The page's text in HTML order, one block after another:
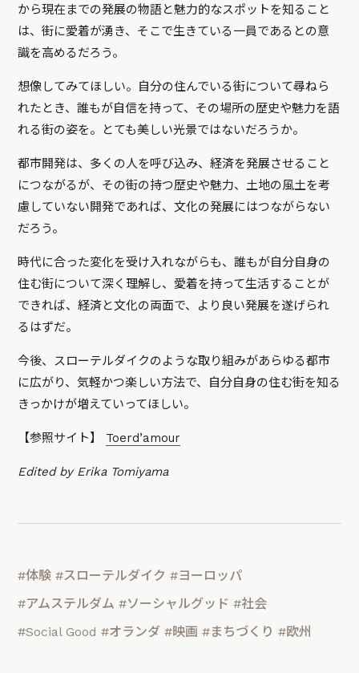
から現在までの発展の物語と魅力的なスポットを知ること
は、街に愛着が湧き、そこで生きている一員であるとの意
識を高めるだろう。
想像してみてほしい。自分の住んでいる街について尋ねら
れたとき、誰もが自信を持って、その場所の歴史や魅力を語
れる街の姿を。とても美しい光景ではないだろうか。
都市開発は、多くの人を呼び込み、経済を発展させること
につながるが、その街の持つ歴史や魅力、土地の風土を考
慮していない開発であれば、文化の発展にはつながらない
だろう。
時代に合った変化を受け入れながらも、誰もが自分自身の
住む街について深く理解し、愛着を持って生活することが
できれば、経済と文化の両面で、より良い発展を遂げられ
るはずだ。
今後、スローテルダイクのような取り組みがあらゆる都市
に広がり、気軽かつ楽しい方法で、自分自身の住む街を知る
きっかけが増えていってほしい。
【参照サイト】 Toerd’amour
Edited by Erika Tomiyama
#体験 #スローテルダイク #ヨーロッパ
#アムステルダム #ソーシャルグッド #社会
#Social Good #オランダ #映画 #まちづくり #欧州